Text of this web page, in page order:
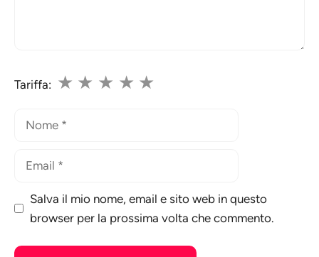
Tariffa: ★
★
★
★
★
Salva il mio nome, email e sito web in questo
browser per la prossima volta che commento.